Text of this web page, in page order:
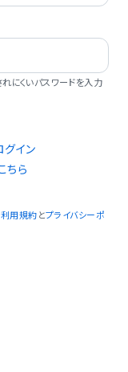
にくいパスワードを入力
グイン
ちら
利用規約 とプライバシーポ